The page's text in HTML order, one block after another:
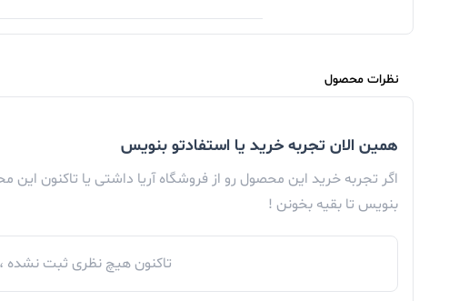
نظرات محصول
همین الان تجربه خرید یا استفادتو بنویس
اگر تجربه خرید این محصول رو از فروشگاه آریا داشتی یا تاکنون
بنویس تا بقیه بخونن !
تاکنون هیچ نظری ثبت نشده